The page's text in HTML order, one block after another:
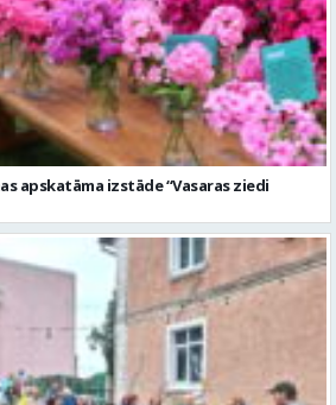
apskatāma izstāde “Vasaras ziedi